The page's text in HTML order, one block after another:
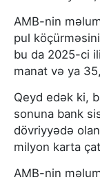
AMB-nin
pul
bu da 2025-ci
manat və ya
Qeyd edək ki,
sonuna bank
dövriyyədə
milyon karta
AMB-nin